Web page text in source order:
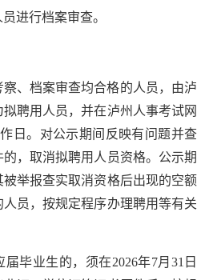
进行档案审查。
、档案审查均合格的人员，由泸
聘用人员，并在泸州人事考试网
日。对公示期间反映有问题并查
，取消拟聘用人员资格。公示期
举报查实取消资格后出现的空额
员，按规定程序办理聘用等有关
届毕业生的，须在2026年7月31日